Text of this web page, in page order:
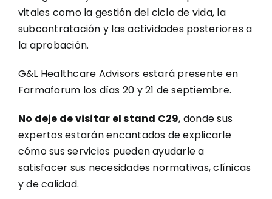
vitales como la gestión del ciclo de vida, la
subcontratación y las actividades posteriores a
la aprobación.
G&L Healthcare Advisors estará presente en
Farmaforum los días 20 y 21 de septiembre.
No deje de visitar el stand C29, donde sus
expertos estarán encantados de explicarle
cómo sus servicios pueden ayudarle a
satisfacer sus necesidades normativas, clínicas
y de calidad.